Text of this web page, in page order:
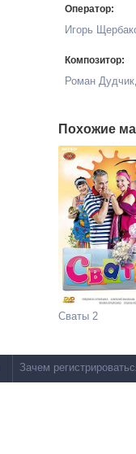
Оператор:
Игорь
Композитор:
Роман Дудчик
Похожие
Сваты 2
Зачем